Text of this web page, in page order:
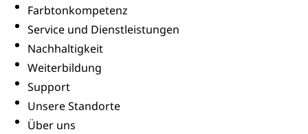
Farbtonkompetenz
Service und Dienstleistungen
Nachhaltigkeit
Weiterbildung
Support
Unsere Standorte
Über uns